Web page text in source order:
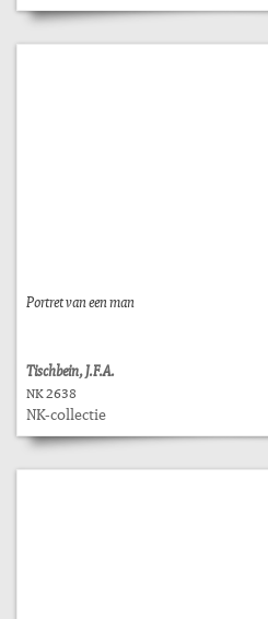
Portret van een man
Tischbein, J.F.A.
NK 2638
NK-collectie